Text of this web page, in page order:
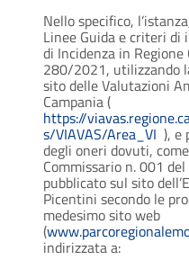
Nello specifico,
Linee Guida e criteri di
di Incidenza in Regione
280/2021, utilizzando
sito delle Valutazioni
Campania(
https://
s/VIAVAS/Area_VI ), e
degli oneri dovuti,
Commissario n. 001
pubblicato sul sito
Picentini secondo le
medesimo sito web
(
indirizzata a: